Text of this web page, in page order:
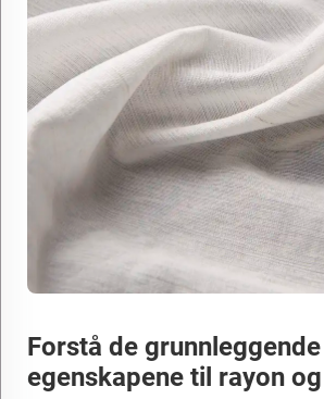
Forstå de grunnleggende
egenskapene til rayon